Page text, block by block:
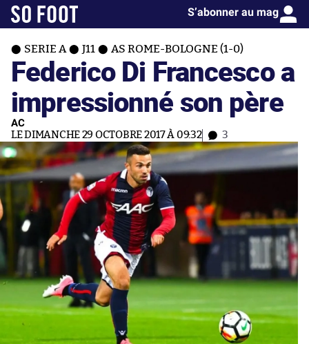
S’abonner au mag
SERIE A J11 AS ROME-BOLOGNE (1-0)
Federico Di Francesco a
impressionné son père
AC
LE DIMANCHE 29 OCTOBRE 2017 À 09:32 3